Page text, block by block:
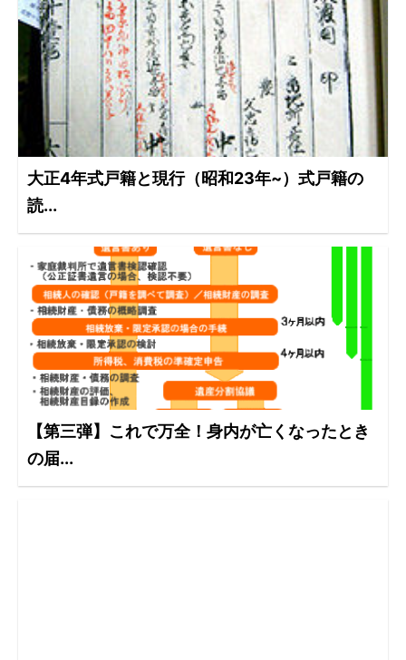
大正4年式戸籍と現行（昭和23年~）式戸籍の
読...
【第三弾】これで万全！身内が亡くなったとき
の届...